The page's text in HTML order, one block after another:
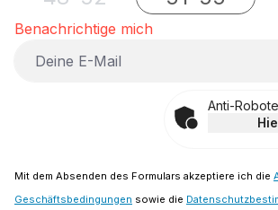
(Diese Option ist zurzeit nicht
(Diese
Benachrichtige mich
Anti-
Mit dem Absenden des Formulars akzeptiere ich die
Geschäftsbedingungen sowie die